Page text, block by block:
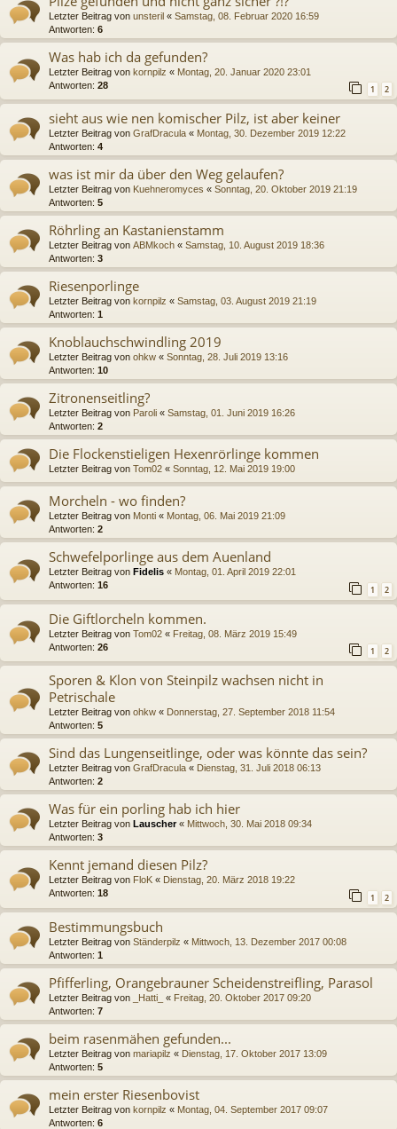
Letzter Beitrag von unsteril « Samstag, 08. Februar 2020 16:59
Antworten: 6
Was hab ich da gefunden?
Letzter Beitrag von kornpilz « Montag, 20. Januar 2020 23:01
Antworten: 28 1 2
sieht aus wie nen komischer Pilz, ist aber keiner
Letzter Beitrag von GrafDracula « Montag, 30. Dezember 2019 12:22
Antworten: 4
was ist mir da über den Weg gelaufen?
Letzter Beitrag von Kuehneromyces « Sonntag, 20. Oktober 2019 21:19
Antworten: 5
Röhrling an Kastanienstamm
Letzter Beitrag von ABMkoch « Samstag, 10. August 2019 18:36
Antworten: 3
Riesenporlinge
Letzter Beitrag von kornpilz « Samstag, 03. August 2019 21:19
Antworten: 1
Knoblauchschwindling 2019
Letzter Beitrag von ohkw « Sonntag, 28. Juli 2019 13:16
Antworten: 10
Zitronenseitling?
Letzter Beitrag von Paroli « Samstag, 01. Juni 2019 16:26
Antworten: 2
Die Flockenstieligen Hexenrörlinge kommen
Letzter Beitrag von Tom02 « Sonntag, 12. Mai 2019 19:00
Morcheln - wo finden?
Letzter Beitrag von Monti « Montag, 06. Mai 2019 21:09
Antworten: 2
Schwefelporlinge aus dem Auenland
Letzter Beitrag von Fidelis « Montag, 01. April 2019 22:01
Antworten: 16 1 2
Die Giftlorcheln kommen.
Letzter Beitrag von Tom02 « Freitag, 08. März 2019 15:49
Antworten: 26 1 2
Sporen & Klon von Steinpilz wachsen nicht in
Petrischale
Letzter Beitrag von ohkw « Donnerstag, 27. September 2018 11:54
Antworten: 5
Sind das Lungenseitlinge, oder was könnte das sein?
Letzter Beitrag von GrafDracula « Dienstag, 31. Juli 2018 06:13
Antworten: 2
Was für ein porling hab ich hier
Letzter Beitrag von Lauscher« Mittwoch, 30. Mai 2018 09:34
Antworten: 3
Kennt jemand diesen Pilz?
Letzter Beitrag von FloK « Dienstag, 20. März 2018 19:22
Antworten: 18 1 2
Bestimmungsbuch
Letzter Beitrag von Ständerpilz « Mittwoch, 13. Dezember 2017 00:08
Antworten: 1
Pfifferling, Orangebrauner Scheidenstreifling, Parasol
Letzter Beitrag von _Hatti_ « Freitag, 20. Oktober 2017 09:20
Antworten: 7
beim rasenmähen gefunden...
Letzter Beitrag von mariapilz « Dienstag, 17. Oktober 2017 13:09
Antworten: 5
mein erster Riesenbovist
Letzter Beitrag von kornpilz « Montag, 04. September 2017 09:07
Antworten: 6